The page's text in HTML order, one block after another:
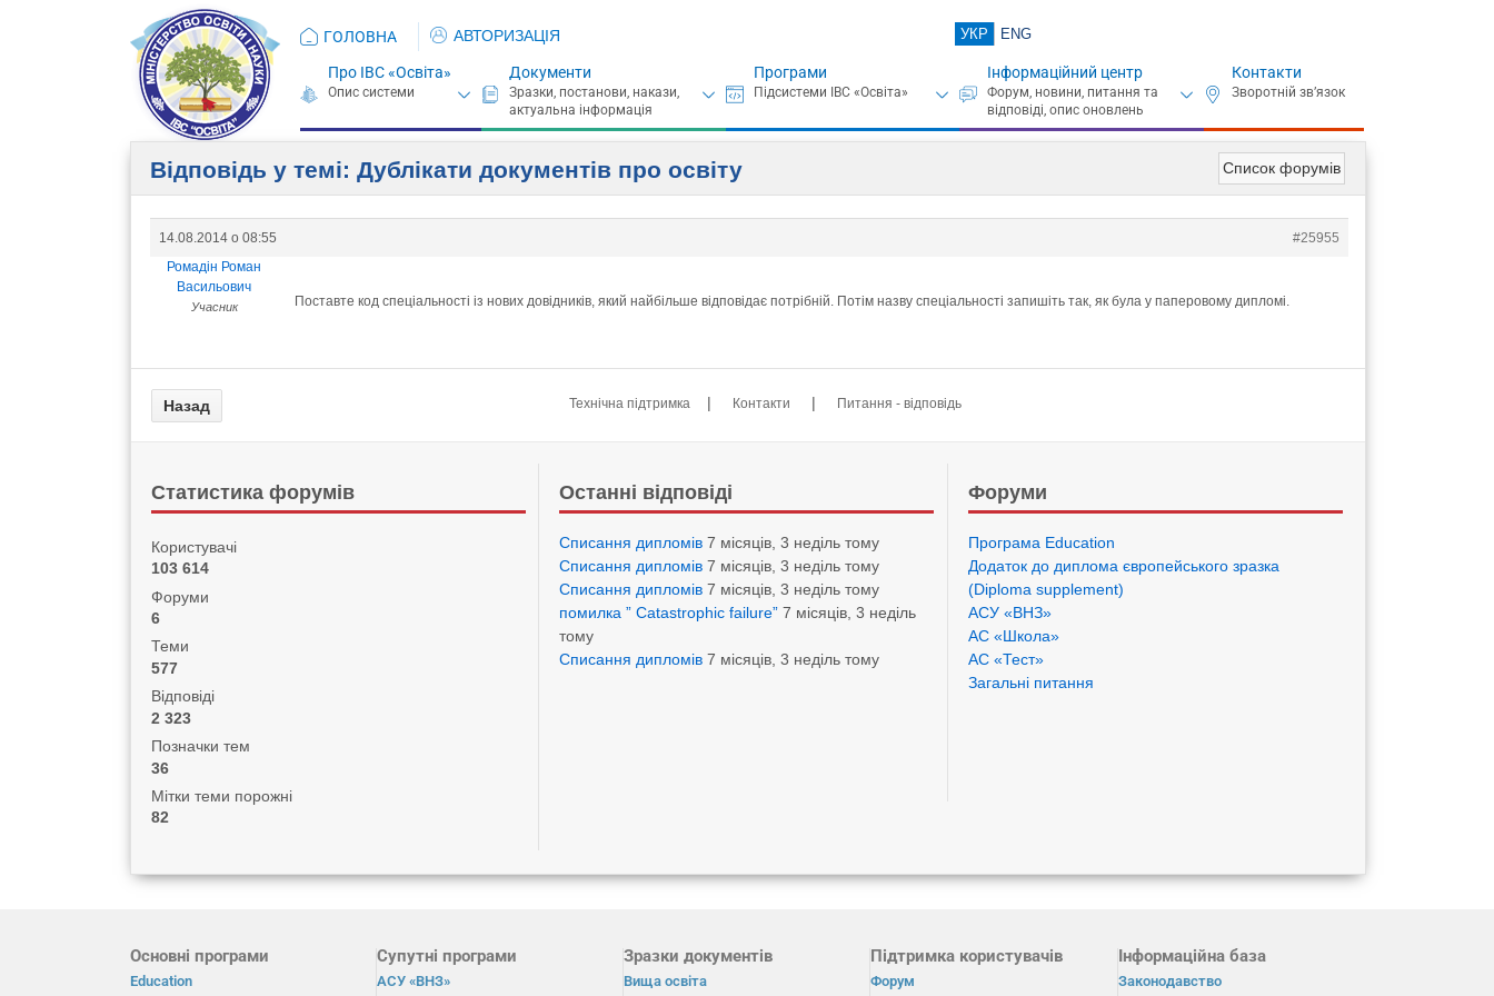
ГОЛОВНА АВТОРИЗАЦІЯ УКР ENG
Про ІВС «Освіта» Документи Програми Інформаційний центр Контакти
Список форумів
Відповідь у темі: Дублікати документів про освіту
14.08.2014 о 08:55
#25955
Ромадін Роман
Васильович
Учасник Поставте код спеціальності із нових довідників, який найбільше відповідає потрібній. Потім назву спеціальності запишіть так, як була у паперовому дипломі.
Технічна підтримка | Контакти | Питання - відповідь
Статистика форумів
Користувачі
103 614
Форуми
6
Теми
577
Відповіді
2 323
Позначки тем
36
Мітки теми порожні
82
Останні відповіді
Списання дипломів 7 місяців, 3 неділь тому
Списання дипломів 7 місяців, 3 неділь тому
Списання дипломів 7 місяців, 3 неділь тому
помилка ” Catastrophic failure” 7 місяців, 3 неділь
тому
Списання дипломів 7 місяців, 3 неділь тому
Форуми
Програма Eduсation
Додаток до диплома європейського зразка
(Diploma supplement)
АСУ «ВНЗ»
АС «Школа»
АС «Тест»
Загальні питання
Основні програми
Education
Супутні програми
АСУ «ВНЗ»
Зразки документів
Вища освіта
Підтримка користувачів
Форум
Інформаційна база
Законодавство